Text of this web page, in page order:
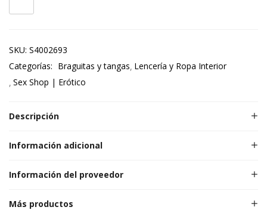
SKU: S4002693
Categorías: Braguitas y tangas Lencería y Ropa Interior
Sex Shop | Erótico
Descripción
Información adicional
Información del proveedor
Más productos